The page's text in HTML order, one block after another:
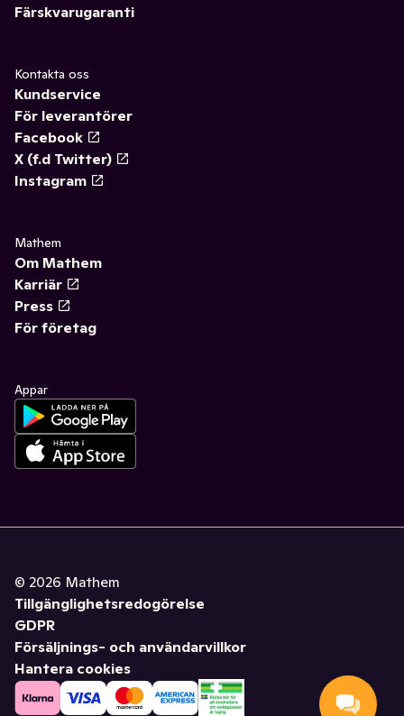
Färskvarugaranti
Kontakta oss
Kundservice
För leverantörer
Facebook
X (f.d Twitter)
Instagram
Mathem
Om Mathem
Karriär
Press
För företag
Appar
© 2026 Mathem
Tillgänglighetsredogörelse
GDPR
Försäljnings- och användarvillkor
Hantera cookies